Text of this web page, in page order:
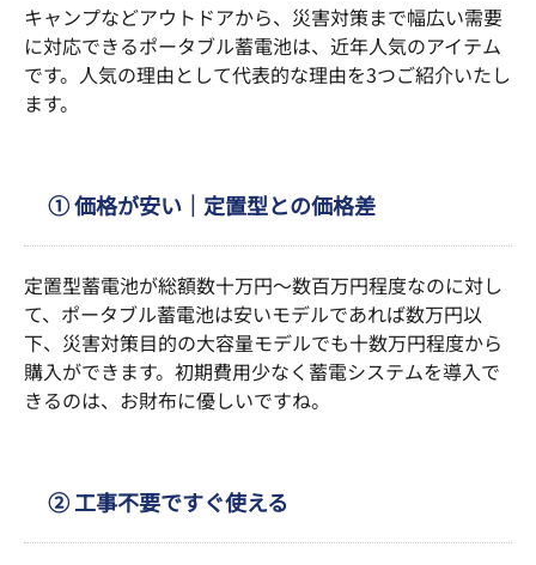
キャンプなどアウトドアから、災害対策まで幅広い需要
に対応できるポータブル蓄電池は、近年人気のアイテム
です。人気の理由として代表的な理由を3つご紹介いたし
ます。
① 価格が安い｜定置型との価格差
定置型蓄電池が総額数十万円〜数百万円程度なのに対し
て、ポータブル蓄電池は安いモデルであれば数万円以
下、災害対策目的の大容量モデルでも十数万円程度から
購入ができます。初期費用少なく蓄電システムを導入で
きるのは、お財布に優しいですね。
② 工事不要ですぐ使える